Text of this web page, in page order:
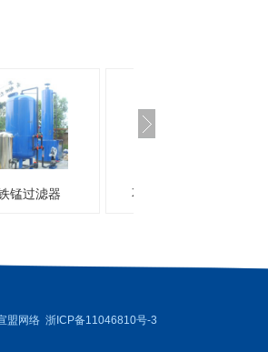
锰过滤器 不锈钢精密过滤器
盟网络 浙ICP备11046810号-3